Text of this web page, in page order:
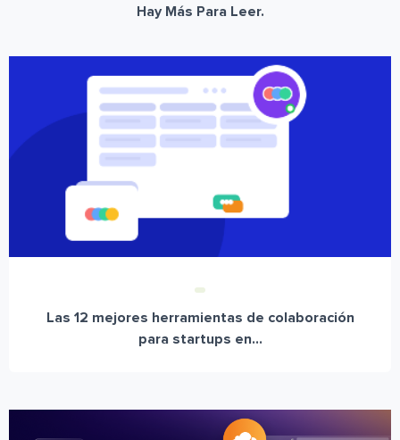
Hay Más Para Leer.
Las 12 mejores herramientas de colaboración
para startups en...